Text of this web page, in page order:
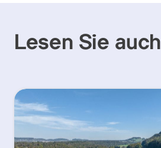
Lesen Sie auch